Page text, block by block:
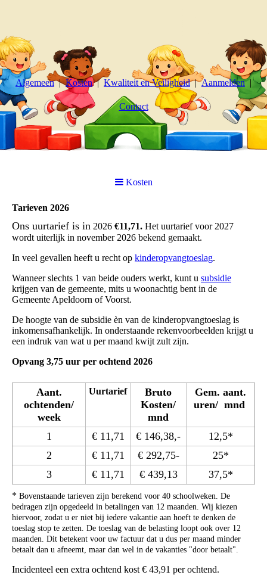
Algemeen Kosten Kwaliteit en Veiligheid Aanmelden
Contact
Kosten
Tarieven 2026
Ons uurtarief is in 2026 €11,71. Het uurtarief voor 2027
wordt uiterlijk in november 2026 bekend gemaakt.
In veel gevallen heeft u recht op kinderopvangtoeslag.
Wanneer slechts 1 van beide ouders werkt, kunt u subsidie
krijgen van de gemeente, mits u woonachtig bent in de
Gemeente Apeldoorn of Voorst.
De hoogte van de subsidie èn van de kinderopvangtoeslag is
inkomensafhankelijk. In onderstaande rekenvoorbeelden krijgt u
een indruk van wat u per maand kwijt zult zijn.
Opvang 3,75 uur per ochtend 2026
Aant.
ochtenden/
week
Uurtarief
Bruto
Kosten/
mnd
Gem. aant.
uren/ mnd
1 € 11,71 € 146,38,-
12,5*
2
€ 11,71 € 292,75-
25*
3
€ 11,71 € 439,13 37,5*
* Bovenstaande tarieven zijn berekend voor 40 schoolweken. De
bedragen zijn opgedeeld in betalingen van 12 maanden. Wij kiezen
hiervoor, zodat u er niet bij iedere vakantie aan hoeft te denken de
toeslag stop te zetten. De toeslag van de belasting loopt ook over 12
maanden. Dit betekent voor uw factuur dat u dus per maand minder
betaalt dan u afneemt, maar dan wel in de vakanties "door betaalt".
Incidenteel een extra ochtend kost € 43,91 per ochtend.